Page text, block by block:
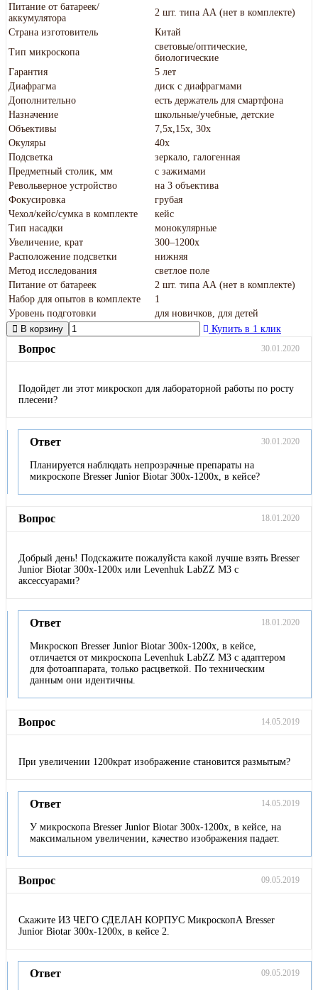
Питание от батареек/
аккумулятора
2 шт. типа АА (нет в комплекте)
Страна изготовитель
Китай
Тип микроскопа
световые/оптические,
биологические
Гарантия
5 лет
Диафрагма
диск с диафрагмами
Дополнительно
есть держатель для смартфона
Назначение
школьные/учебные, детские
Объективы
7,5x,15x, 30x
Окуляры
40х
Подсветка
зеркало, галогенная
Предметный столик, мм
с зажимами
Револьверное устройство
на 3 объектива
Фокусировка
грубая
Чехол/кейс/сумка в комплекте
кейс
Тип насадки
монокулярные
Увеличение, крат
300–1200х
Расположение подсветки
нижняя
Метод исследования
светлое поле
Питание от батареек
2 шт. типа АА (нет в комплекте)
Набор для опытов в комплекте
1
Уровень подготовки
для новичков, для детей
В корзину
Купить в 1 клик
Вопрос 30.01.2020
Подойдет ли этот микроскоп для лабораторной работы по росту
плесени?
Ответ 30.01.2020
Планируется наблюдать непрозрачные препараты на
микроскопе Bresser Junior Biotar 300x-1200x, в кейсе?
Вопрос 18.01.2020
Добрый день! Подскажите пожалуйста какой лучше взять Bresser
Junior Biotar 300x-1200x или Levenhuk LabZZ M3 с
аксессуарами?
Ответ 18.01.2020
Микроскоп Bresser Junior Biotar 300x-1200x, в кейсе,
отличается от микроскопа Levenhuk LabZZ M3 с адаптером
для фотоаппарата, только расцветкой. По техническим
данным они идентичны.
Вопрос 14.05.2019
При увеличении 1200крат изображение становится размытым?
Ответ 14.05.2019
У микроскопа Bresser Junior Biotar 300x-1200x, в кейсе, на
максимальном увеличении, качество изображения падает.
Вопрос 09.05.2019
Скажите ИЗ ЧЕГО СДЕЛАН КОРПУС МикроскопА Bresser
Junior Biotar 300x-1200x, в кейсе 2.
Ответ 09.05.2019